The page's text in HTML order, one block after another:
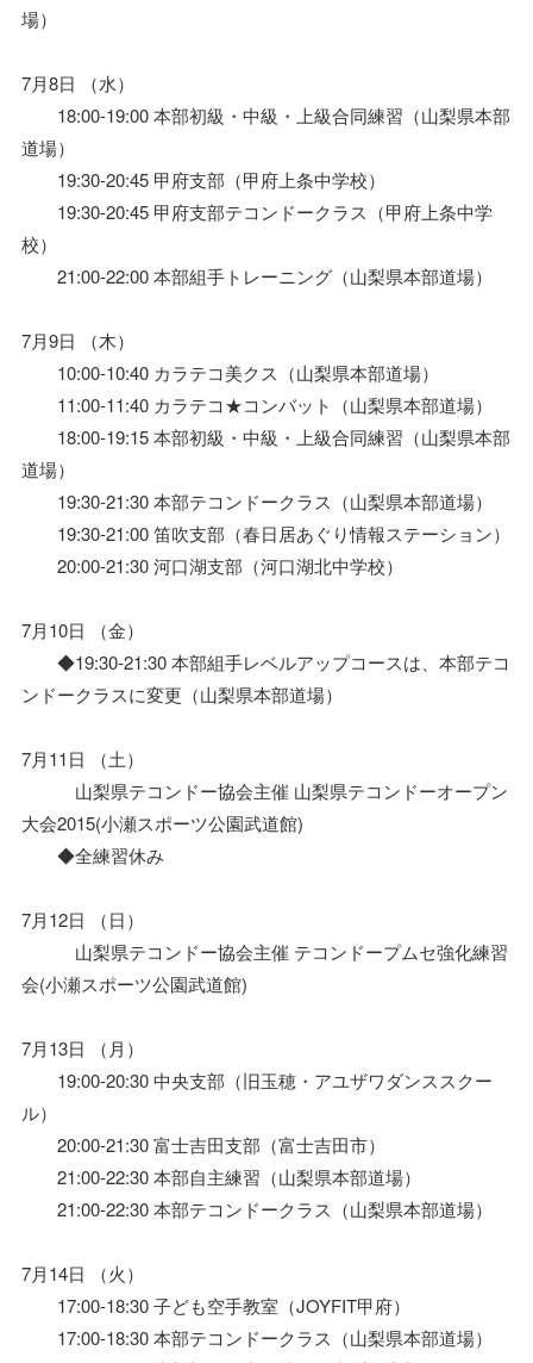
場）
7月8日 （水）
18:00-19:00 本部初級・中級・上級合同練習（山梨県本部
道場）
19:30-20:45 甲府支部（甲府上条中学校）
19:30-20:45 甲府支部テコンドークラス（甲府上条中学
校）
21:00-22:00 本部組手トレーニング（山梨県本部道場）
7月9日 （木）
10:00-10:40 カラテコ美クス（山梨県本部道場）
11:00-11:40 カラテコ★コンバット（山梨県本部道場）
18:00-19:15 本部初級・中級・上級合同練習（山梨県本部
道場）
19:30-21:30 本部テコンドークラス（山梨県本部道場）
19:30-21:00 笛吹支部（春日居あぐり情報ステーション）
20:00-21:30 河口湖支部（河口湖北中学校）
7月10日 （金）
◆19:30-21:30 本部組手レベルアップコースは、本部テコ
ンドークラスに変更（山梨県本部道場）
7月11日 （土）
山梨県テコンドー協会主催 山梨県テコンドーオープン
大会2015(小瀬スポーツ公園武道館)
◆全練習休み
7月12日 （日）
山梨県テコンドー協会主催 テコンドープムセ強化練習
会(小瀬スポーツ公園武道館)
7月13日 （月）
19:00-20:30 中央支部（旧玉穂・アユザワダンススクー
ル）
20:00-21:30 富士吉田支部（富士吉田市）
21:00-22:30 本部自主練習（山梨県本部道場）
21:00-22:30 本部テコンドークラス（山梨県本部道場）
7月14日 （火）
17:00-18:30 子ども空手教室（JOYFIT甲府）
17:00-18:30 本部テコンドークラス（山梨県本部道場）